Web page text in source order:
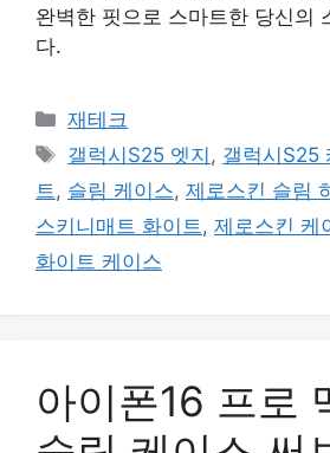
완벽한 핏으로 스마트한 당신의
다.
카
테
리
재테크
태
그
갤럭시S25 엣지 , 갤럭시S25
트 , 슬림 케이스, 제로스킨 슬림
스키니매트 화이트 , 제로스킨 케
화이트 케이스
아이폰16 프로